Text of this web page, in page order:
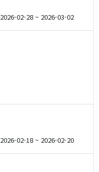
2026-02-28 ~ 2026-03-02
2026-02-18 ~ 2026-02-20